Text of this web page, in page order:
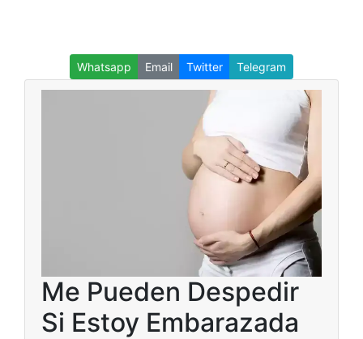
Whatsapp Email Twitter Telegram
Me Pueden Despedir
Si Estoy Embarazada